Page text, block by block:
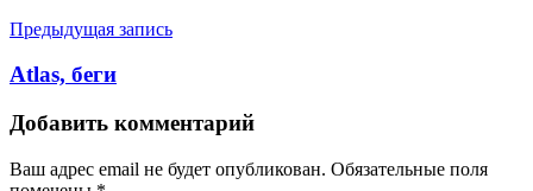
Предыдущая запись
Atlas, беги
Добавить комментарий
Ваш адрес email не будет опубликован. Обязательные поля